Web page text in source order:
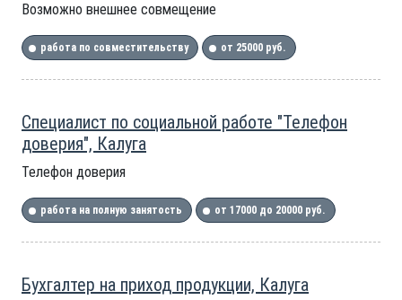
Возможно внешнее совмещение
работа по совместительству от 25000 руб.
Специалист по социальной работе "Телефон
доверия", Калуга
Телефон доверия
работа на полную занятость от 17000 до 20000 руб.
Бухгалтер на приход продукции, Калуга